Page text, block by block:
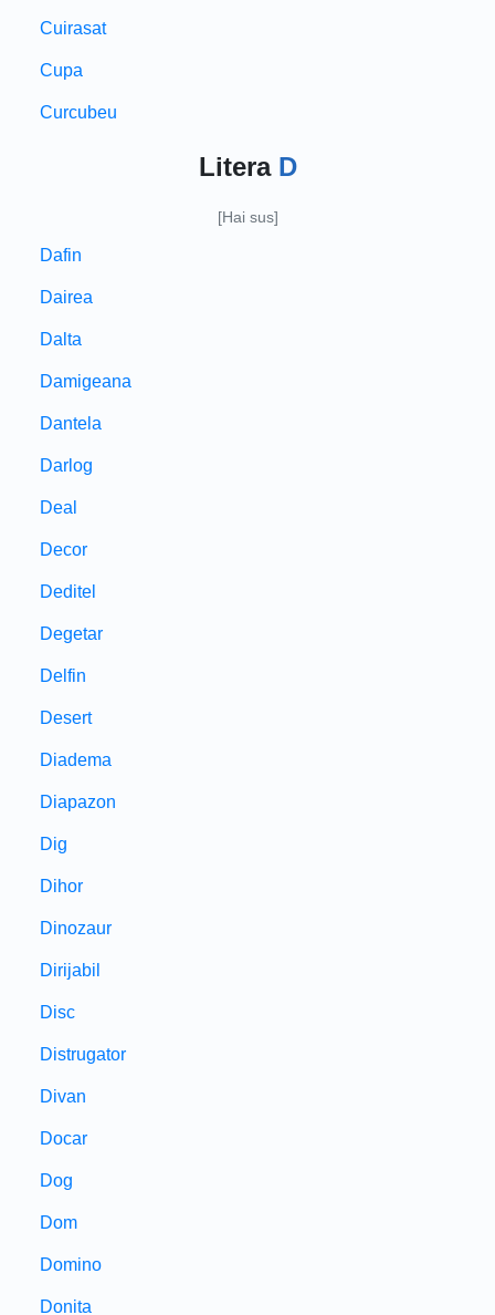
Cuirasat
Cupa
Curcubeu
Litera D
[Hai sus]
Dafin
Dairea
Dalta
Damigeana
Dantela
Darlog
Deal
Decor
Deditel
Degetar
Delfin
Desert
Diadema
Diapazon
Dig
Dihor
Dinozaur
Dirijabil
Disc
Distrugator
Divan
Docar
Dog
Dom
Domino
Donita